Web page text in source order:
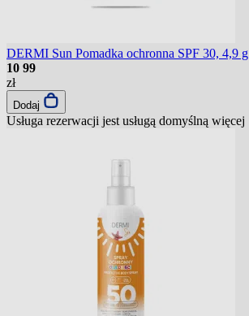
DERMI Sun Pomadka ochronna SPF 30, 4,9 g
10 99
zł
Dodaj
Usługa rezerwacji jest usługą domyślną więcej